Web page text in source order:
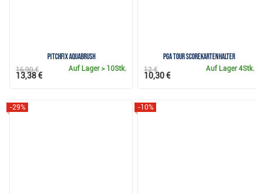
Pitchfix Aquabrush
Auf Lager> 10Stk.
16,90 €
13,38 €
PGA Tour Scorekartenhalter
Auf Lager4Stk.
12 €
10,30 €
-29% -10%